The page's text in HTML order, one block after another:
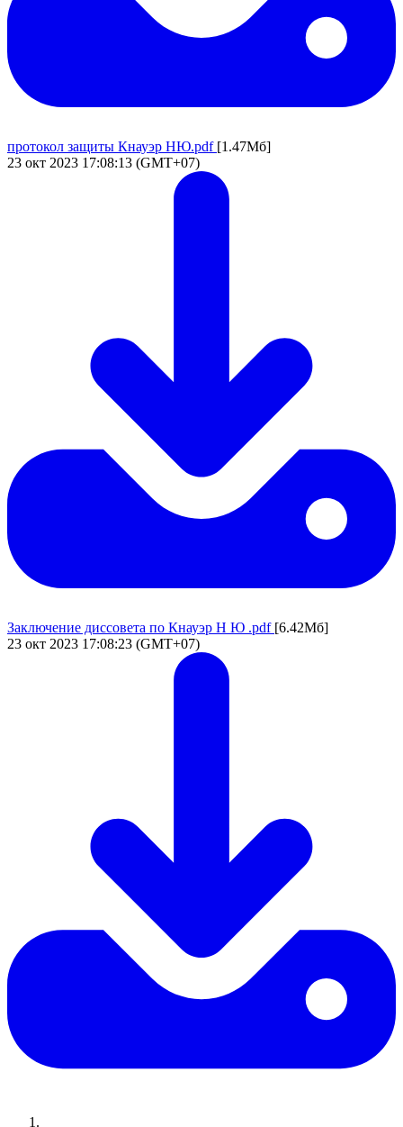
протокол защиты Кнауэр НЮ.pdf [1.47Мб]
23 окт 2023 17:08:13 (GMT+07)
Заключение диссовета по Кнауэр Н Ю .pdf [6.42Мб]
23 окт 2023 17:08:23 (GMT+07)